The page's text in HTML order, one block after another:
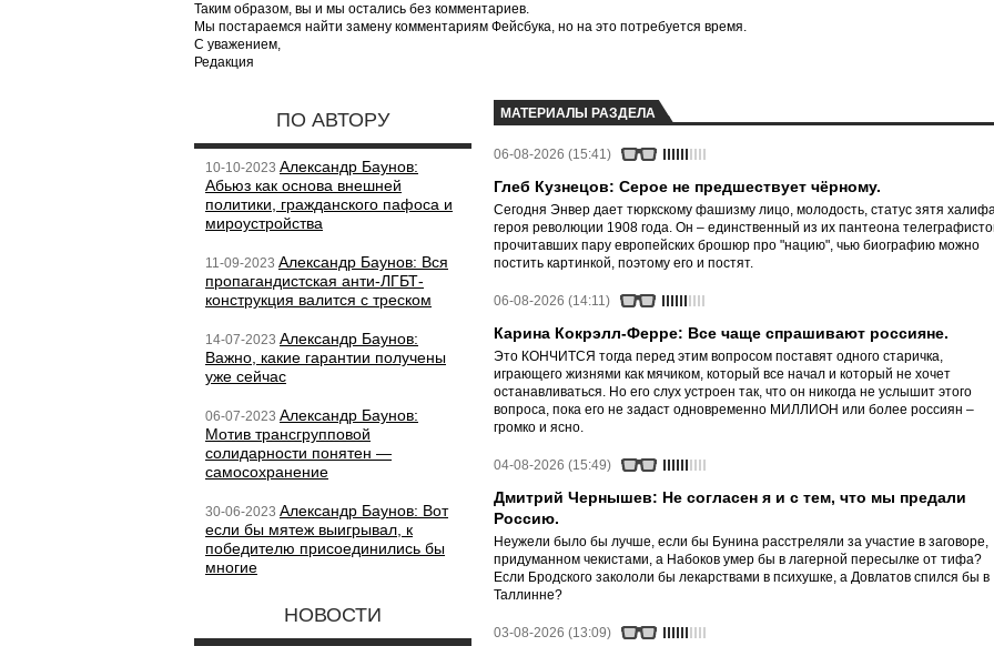
Таким образом, вы и мы остались без комментариев.
Мы постараемся найти замену комментариям Фейсбука, но на это потребуется время.
С уважением,
Редакция
ПО АВТОРУ
10-10-2023 Александр Баунов:
Абьюз как основа внешней
политики, гражданского пафоса и
мироустройства
11-09-2023 Александр Баунов: Вся
пропагандистская анти-ЛГБТ-
конструкция валится с треском
14-07-2023 Александр Баунов:
Важно, какие гарантии получены
уже сейчас
06-07-2023 Александр Баунов:
Мотив трансгрупповой
солидарности понятен —
самосохранение
30-06-2023 Александр Баунов: Вот
если бы мятеж выигрывал, к
победителю присоединились бы
многие
НОВОСТИ
МАТЕРИАЛЫ РАЗДЕЛА
06-08-2026 (15:41)
Глеб Кузнецов: Серое не предшествует чёрному.
Сегодня Энвер дает тюркскому фашизму лицо, молодость, статус зятя
героя революции 1908 года. Он – единственный из их пантеона
прочитавших пару европейских брошюр про "нацию", чью биографию можно
постить картинкой, поэтому его и постят.
06-08-2026 (14:11)
Карина Кокрэлл-Ферре: Все чаще спрашивают россияне.
Это КОНЧИТСЯ тогда перед этим вопросом поставят одного старичка,
играющего жизнями как мячиком, который все начал и который не хочет
останавливаться. Но его слух устроен так, что он никогда не услышит этого
вопроса, пока его не задаст одновременно МИЛЛИОН или более россиян –
громко и ясно.
04-08-2026 (15:49)
Дмитрий Чернышев: Не согласен я и с тем, что мы предали
Россию.
Неужели было бы лучше, если бы Бунина расстреляли за участие в заговоре,
придуманном чекистами, а Набоков умер бы в лагерной пересылке от тифа?
Если Бродского закололи бы лекарствами в психушке, а Довлатов спился бы в
Таллинне?
03-08-2026 (13:09)